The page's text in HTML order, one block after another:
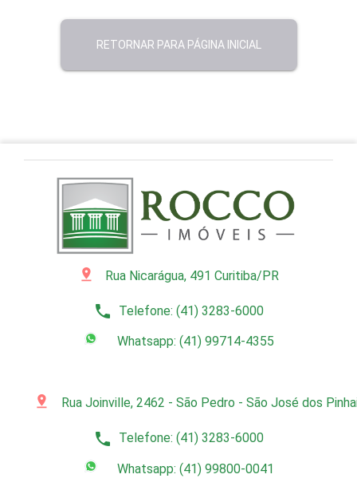
pin_drop Rua Nicarágua, 491 Curitiba/PR
phone Telefone: (41) 3283-6000
Whatsapp: (41) 99714-4355
pin_drop Rua Joinville, 2462 - São Pedro - São José dos
phone Telefone: (41) 3283-6000
Whatsapp: (41) 99800-0041
RETORNAR PARA PÁGINA INICIAL